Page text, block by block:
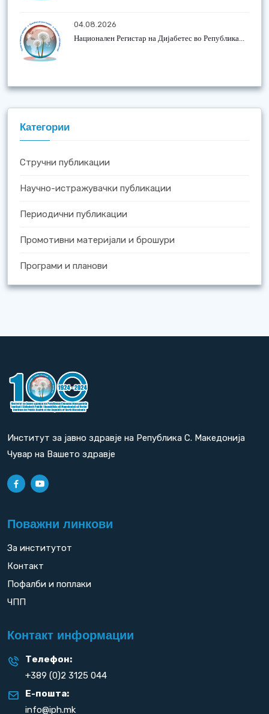
04.08.2026
Национален Регистар на Дијабетес во Република...
Категории
Стручни публикации
Научно-истражувачки публикации
Периодични публикации
Промотивни материјали и брошури
Програми и планови
Институт за јавно здравје на Република С. Македонија
Чувар на Вашето здравје
Поважни линкови
За институтот
Контакт
Пофалби и поплаки
ЧПП
Контакт информации
Телефон:
+389 (0)2 3125 044
Е-пошта:
info@iph.mk